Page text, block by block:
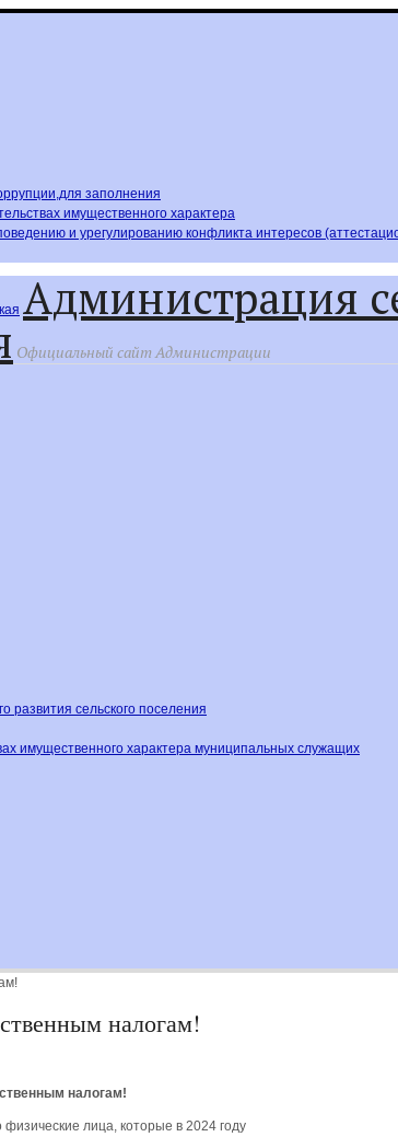
заполнения
имущественного характера
и урегулированию конфликта интересов
Администрация
Официальный сайт Администрации
развития сельского поселения
имущественного характера муниципальных служащих
налогам!
налогам!
лица, которые в 2024 году